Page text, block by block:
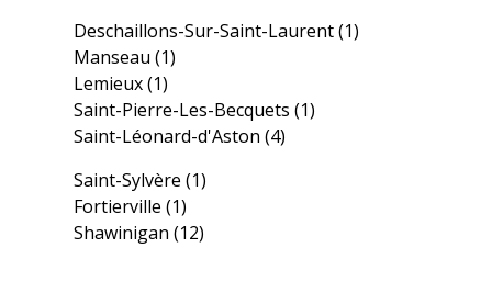
Deschaillons-Sur-Saint-Laurent(1)
Manseau(1)
Lemieux(1)
Saint-Pierre-Les-Becquets(1)
Saint-Léonard-d'Aston(4)
Saint-Sylvère(1)
Fortierville(1)
Shawinigan(12)